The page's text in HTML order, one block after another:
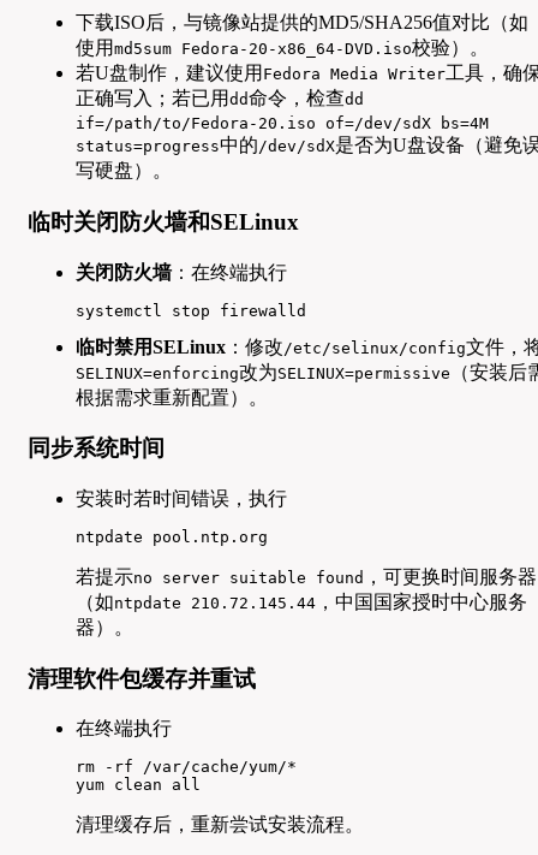
下载ISO后，与镜像站提供的MD5/SHA256值对比（如
使用 md5sum Fedora-20-x86_64-DVD.iso校验）。
若U盘制作，建议使用 Fedora Media Writer工具，确
正确写入；若已用 dd命令，检查dd
if=/path/to/Fedora-20.iso of=/dev/sdX bs=4M
status=progress中的/dev/sdX是否为U盘设备（避免
写硬盘）。
临时关闭防火墙和SELinux
关闭防火墙：在终端执行
systemctl stop firewalld
临时禁用SELinux ：修改 /etc/selinux/config文件，
SELINUX=enforcing改为SELINUX=permissive
（安装后
根据需求重新配置）。
同步系统时间
安装时若时间错误，执行
ntpdate pool.ntp.org
若提示no server suitable found ，可更换时间服务器
（如ntpdate 210.72.145.44 ，中国国家授时中心服务
器）。
清理软件包缓存并重试
在终端执行
rm -rf /var/cache/yum/*
yum clean all
清理缓存后，重新尝试安装流程。